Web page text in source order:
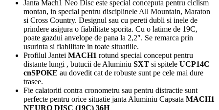
Janta Mach1 Neo Disc este special conceputa pentru ciclism
montan, in special pentru disciplinele All Mountain, Maraton
si Cross Country. Designul sau cu pereti dubli si inele de
prindere asigura o fiabilitate sporita. Cu o latime de 19C,
poate gazdui anvelope de pana la 2,2″. Se remarca prin
usurinta si fiabilitate in toate situatiile.
Profilul Jantei MACH1 rotund special conceput pentru
distante lungi , butucii de Aluminiu SXT si spitele UCP14C
cnSPOKE au dovedit cat de robuste sunt pe cele mai dure
trasee.
Fie calatoriti contra cronometru sau pentru distractie sunt
perfecte pentru orice situatie janta Aluminiu Capsata MACH1
NEURO DISC (19C) 36H